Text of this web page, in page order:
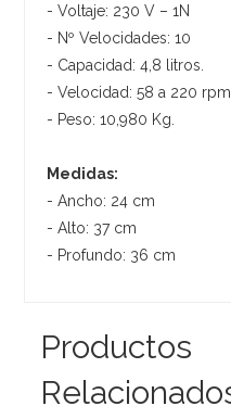
- Voltaje: 230 V – 1N
- Nº Velocidades: 10
- Capacidad: 4,8 litros.
- Velocidad: 58 a 220 rpm.
- Peso: 10,980 Kg.
Medidas:
- Ancho: 24 cm
- Alto: 37 cm
- Profundo: 36 cm
Productos